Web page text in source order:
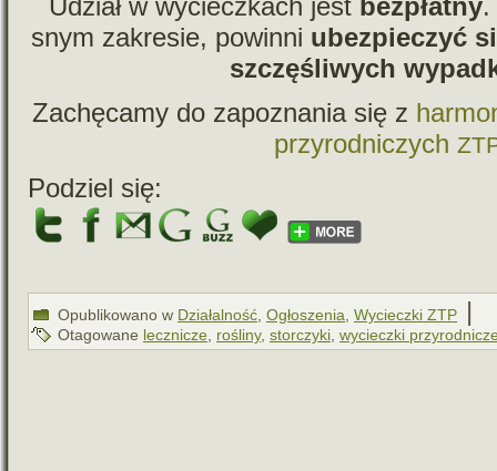
Udział w wyciecz­kach jest bez­płatny
snym zakre­sie, powinni ubez­pie­czyć
szczę­śli­wych
Zachęcamy do zapo­zna­nia się z
przy­rod­ni­czych
Podziel się:
Opublikowano w Działalność Ogłoszenia Wycieczki ZTP |
Otagowane lecznicze rośliny, storczyki wycieczki